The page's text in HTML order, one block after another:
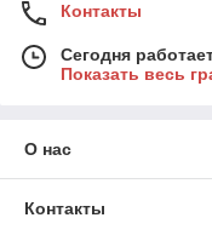
Контакты
Сегодня
Показать весь
О нас
Контакты